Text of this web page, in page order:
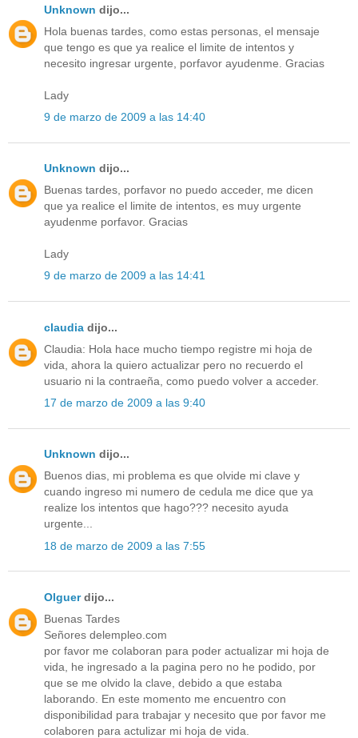
Unknown dijo...
Hola buenas tardes, como estas personas, el mensaje
que tengo es que ya realice el limite de intentos y
necesito ingresar urgente, porfavor ayudenme. Gracias
Lady
9 de marzo de 2009 a las 14:40
Unknown dijo...
Buenas tardes, porfavor no puedo acceder, me dicen
que ya realice el limite de intentos, es muy urgente
ayudenme porfavor. Gracias
Lady
9 de marzo de 2009 a las 14:41
claudia dijo...
Claudia: Hola hace mucho tiempo registre mi hoja de
vida, ahora la quiero actualizar pero no recuerdo el
usuario ni la contraeña, como puedo volver a acceder.
17 de marzo de 2009 a las 9:40
Unknown dijo...
Buenos dias, mi problema es que olvide mi clave y
cuando ingreso mi numero de cedula me dice que ya
realize los intentos que hago??? necesito ayuda
urgente...
18 de marzo de 2009 a las 7:55
Olguerdijo...
Buenas Tardes
Señores delempleo.com
por favor me colaboran para poder actualizar mi hoja de
vida, he ingresado a la pagina pero no he podido, por
que se me olvido la clave, debido a que estaba
laborando. En este momento me encuentro con
disponibilidad para trabajar y necesito que por favor me
colaboren para actulizar mi hoja de vida.